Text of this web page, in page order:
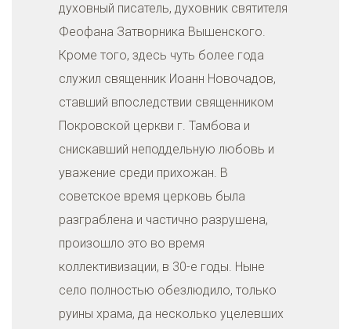
духовный писатель, духовник святителя
Феофана Затворника Вышенского.
Кроме того, здесь чуть более года
служил священник Иоанн Новочадов,
ставший впоследствии священником
Покровской церкви г. Тамбова и
снискавший неподдельную любовь и
уважение среди прихожан. В
советское время церковь была
разграблена и частично разрушена,
произошло это во время
коллективизации, в 30-е годы. Ныне
село полностью обезлюдило, только
руины храма, да несколько уцелевших